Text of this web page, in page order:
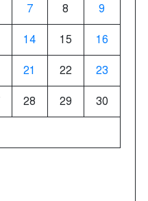
7 8 9
14 15 16
21 22 23
28 29 30